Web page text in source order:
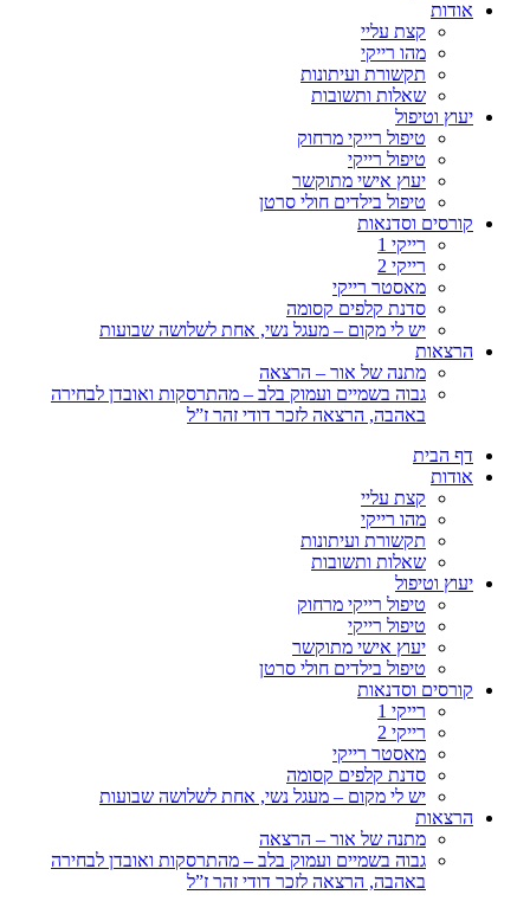
אודות
קצת עליי
מהו רייקי
תקשורת ועיתונות
שאלות ותשובות
יעוץ וטיפול
טיפול רייקי מרחוק
טיפול רייקי
יעוץ אישי מתוקשר
טיפול בילדים חולי סרטן
קורסים וסדנאות
רייקי 1
רייקי 2
מאסטר רייקי
סדנת קלפים קסומה
יש לי מקום – מעגל נשי, אחת לשלושה שבועות
הרצאות
מתנה של אור – הרצאה
גבוה בשמיים ועמוק בלב – מהתרסקות ואובדן לבחירה
באהבה, הרצאה לזכר דודי זהר ז”ל
דף הבית
אודות
קצת עליי
מהו רייקי
תקשורת ועיתונות
שאלות ותשובות
יעוץ וטיפול
טיפול רייקי מרחוק
טיפול רייקי
יעוץ אישי מתוקשר
טיפול בילדים חולי סרטן
קורסים וסדנאות
רייקי 1
רייקי 2
מאסטר רייקי
סדנת קלפים קסומה
יש לי מקום – מעגל נשי, אחת לשלושה שבועות
הרצאות
מתנה של אור – הרצאה
גבוה בשמיים ועמוק בלב – מהתרסקות ואובדן לבחירה
באהבה, הרצאה לזכר דודי זהר ז”ל